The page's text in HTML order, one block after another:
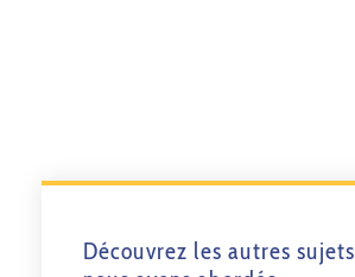
Découvrez les autres